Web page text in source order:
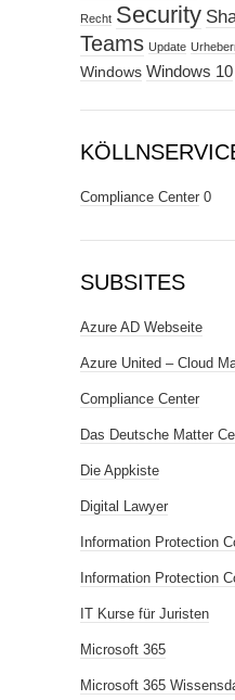
Recht Security
Teams Update
Windows Windows 10
Compliance Center 0
SUBSITES
Azure AD Webseite
Azure United – Cloud
Compliance Center
Das Deutsche Matter
Die Appkiste
Digital Lawyer
Information Protection
Information Protection
IT Kurse für Juristen
Microsoft 365
Microsoft 365